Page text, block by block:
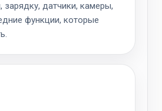
зарядку, датчики, камеры,
функции, которые